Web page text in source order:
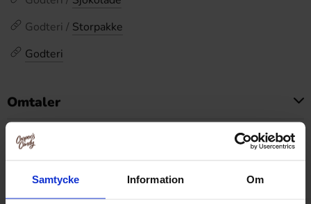
Samtycke Information Om
Godteri / Storpakke
Godteri
Omtaler
Dette produktet har ingen anmeldelser
Prishistorikk
Laveste pris de siste 30 dagene er 90 kr (2026-08-07)